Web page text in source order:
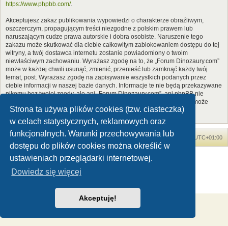
Strona ta używa plików cookies (tzw. ciasteczka)
w celach statystycznych, reklamowych oraz
funkcjonalnych. Warunki przechowywania lub
dostępu do plików cookies można określić w
ustawieniach przeglądarki internetowej.
Dowiedz się więcej
Akceptuję!
https://www.phpbb.com/.
Akceptujesz zakaz publikowania wypowiedzi o charakterze obraźliwym,
oszczerczym, propagującym treści niezgodne z polskim prawem lub
naruszającym cudze prawa autorskie i dobra osobiste. Naruszenie tego
zakazu może skutkować dla ciebie całkowitym zablokowaniem dostępu do tej
witryny, a twój dostawca internetu zostanie powiadomiony o twoim
niewłaściwym zachowaniu. Wyrażasz zgodę na to, że „Forum Dinozaury.com”
może w każdej chwili usunąć, zmienić, przenieść lub zamknąć każdy twój
temat, post. Wyrażasz zgodę na zapisywanie wszystkich podanych przez
ciebie informacji w naszej bazie danych. Informacje te nie będą przekazywane
nikomu bez twojej zgody, ale ani „Forum Dinozaury.com”, ani phpBB nie
ponosi odpowiedzialności za włamania do witryny, podczas których może
dojść do kradzieży danych.
Forum Dinozaury.com Strona główna Strefa czasowa UTC+01:00
Dinozaury.com© 2006-2020
Polski pakiet językowy dostarcza